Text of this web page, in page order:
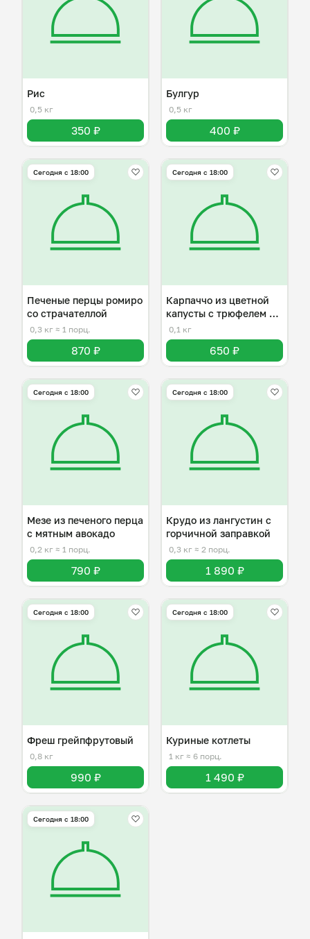
Рис
0,5 кг
350 ₽
Булгур
0,5 кг
400 ₽
Сегодня с 18:00
Печеные перцы ромиро
со страчателлой
0,3 кг ≈ 1 порц.
870 ₽
Сегодня с 18:00
Карпаччо из цветной
капусты с трюфелем и
лимоном
0,1 кг
650 ₽
Сегодня с 18:00
Мезе из печеного перца
с мятным авокадо
0,2 кг ≈ 1 порц.
790 ₽
Сегодня с 18:00
Крудо из лангустин с
горчичной заправкой
0,3 кг ≈ 2 порц.
1 890 ₽
Сегодня с 18:00
Фреш грейпфрутовый
0,8 кг
990 ₽
Сегодня с 18:00
Куриные котлеты
1 кг ≈ 6 порц.
1 490 ₽
Сегодня с 18:00